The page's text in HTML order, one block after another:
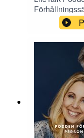
LifeTalk
fråga: Hur
ständigt
man vill
exklusiv
någonsin
åsikterna